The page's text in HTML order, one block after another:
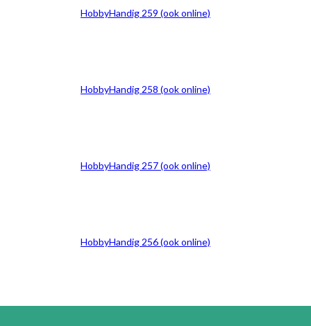
HobbyHandig 259 (ook online)
HobbyHandig 258 (ook online)
HobbyHandig 257 (ook online)
HobbyHandig 256 (ook online)